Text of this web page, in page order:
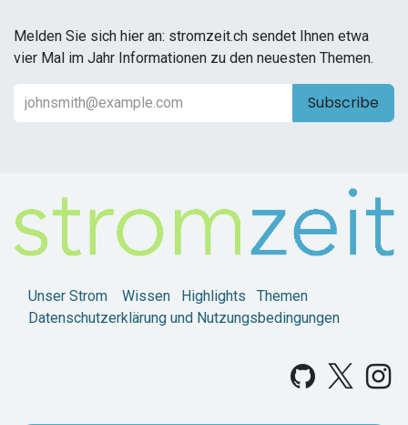
Melden Sie sich hier an: stromzeit.ch sendet Ihnen etwa
vier Mal im Jahr Informationen zu den neuesten Themen.
Subscribe
Unser Strom Wissen Highlights
Themen
Datenschutzerklärung und Nutzungsbedingungen